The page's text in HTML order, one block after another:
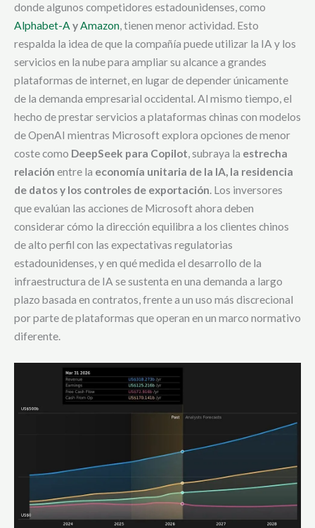
donde algunos competidores estadounidenses, como
Alphabet-A yAmazon, tienen menor actividad. Esto
respalda la idea de que la compañía puede utilizar la IA y los
servicios en la nube para ampliar su alcance a grandes
plataformas de internet, en lugar de depender únicamente
de la demanda empresarial occidental. Al mismo tiempo, el
hecho de prestar servicios a plataformas chinas con modelos
de OpenAI mientras Microsoft explora opciones de menor
coste como DeepSeek para Copilot, subraya la estrecha
relación entre la economía unitaria de la IA, la residencia
de datos y los controles de exportación. Los inversores
que evalúan las acciones de Microsoft ahora deben
considerar cómo la dirección equilibra a los clientes chinos
de alto perfil con las expectativas regulatorias
estadounidenses, y en qué medida el desarrollo de la
infraestructura de IA se sustenta en una demanda a largo
plazo basada en contratos, frente a un uso más discrecional
por parte de plataformas que operan en un marco normativo
diferente.